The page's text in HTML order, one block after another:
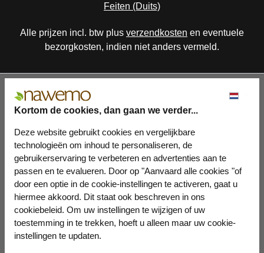
Kortom de cookies, dan gaan we verder...
Deze website gebruikt cookies en vergelijkbare
technologieën om inhoud te personaliseren, de
gebruikerservaring te verbeteren en advertenties aan te
passen en te evalueren. Door op "Aanvaard alle cookies "of
door een optie in de cookie-instellingen te activeren, gaat u
hiermee akkoord. Dit staat ook beschreven in ons
cookiebeleid. Om uw instellingen te wijzigen of uw
toestemming in te trekken, hoeft u alleen maar uw cookie-
instellingen te updaten.
Feiten (Duits)
Alle prijzen incl. btw plus verzendkosten en eventuele
bezorgkosten, indien niet anders vermeld.